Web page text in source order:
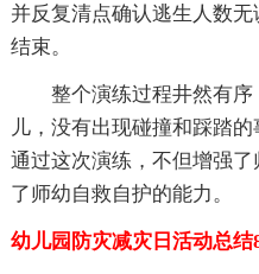
并反复清点确认逃生人数
结束。
整个演练过程井然有
儿，没有出现碰撞和踩踏的
通过这次演练，不但增强
了师幼自救自护的能力。
幼儿园防灾减灾日活动总结